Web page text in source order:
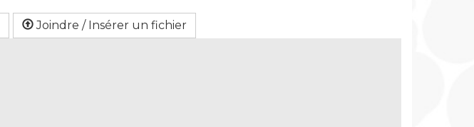
Joindre / Insérer un fichier